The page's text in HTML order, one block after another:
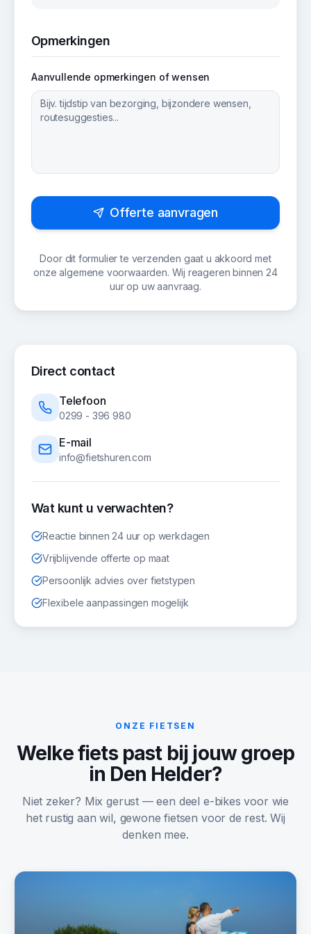
Opmerkingen
Aanvullende opmerkingen of wensen
Offerte aanvragen
Door dit formulier te verzenden gaat u akkoord met
onze algemene voorwaarden. Wij reageren binnen 24
uur op uw aanvraag.
Direct contact
Telefoon
0299 - 396 980
E-mail
info@fietshuren.com
Wat kunt u verwachten?
Reactie binnen 24 uur op werkdagen
Vrijblijvende offerte op maat
Persoonlijk advies over fietstypen
Flexibele aanpassingen mogelijk
ONZE FIETSEN
Welke fiets past bij jouw groep
in Den Helder?
Niet zeker? Mix gerust — een deel e-bikes voor wie
het rustig aan wil, gewone fietsen voor de rest. Wij
denken mee.